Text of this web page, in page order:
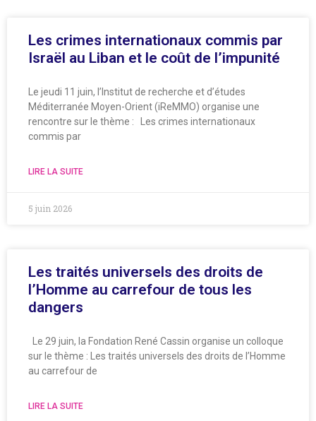
Les crimes internationaux commis par
Israël au Liban et le coût de l’impunité
Le jeudi 11 juin, l’Institut de recherche et d’études
Méditerranée Moyen-Orient (iReMMO) organise une
rencontre sur le thème : Les crimes internationaux
commis par
LIRE LA SUITE
5 juin 2026
Les traités universels des droits de
l’Homme au carrefour de tous les
dangers
Le 29 juin, la Fondation René Cassin organise un colloque
sur le thème : Les traités universels des droits de l’Homme
au carrefour de
LIRE LA SUITE